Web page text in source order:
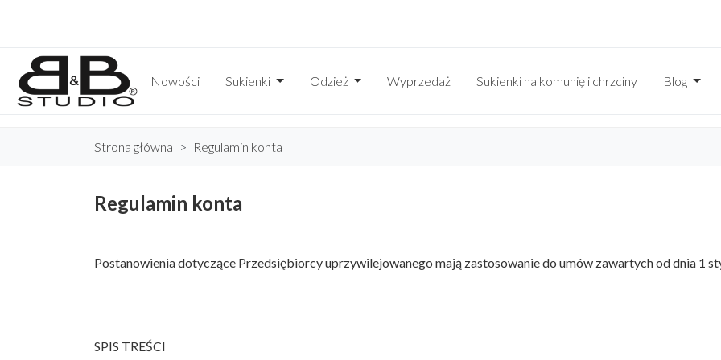
Nowości Sukienki Odzież Wyprzedaż Sukienki na komunię i chrzciny Blog
Strona główna Regulamin konta
Regulamin konta
Postanowienia dotyczące Przedsiębiorcy uprzywilejowanego mają zastosowanie do umów zawartych od dnia 1
SPIS TREŚCI